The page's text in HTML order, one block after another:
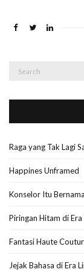
Search
Raga yang Tak Lagi
Happines Unframed
Konselor Itu
Piringan Hitam di
Fantasi Haute
Jejak Bahasa di Era